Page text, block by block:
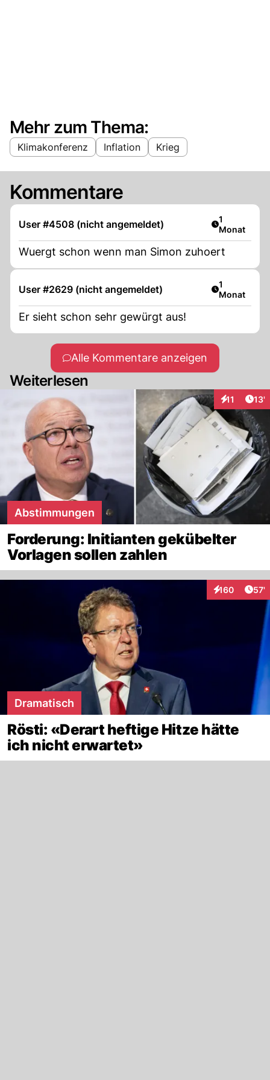
Mehr zum Thema:
Klimakonferenz Inflation Krieg
Kommentare
User #4508 (nicht angemeldet) Artikel
1
Monat
Wuergt schon wenn man Simon zuhoert
User #2629 (nicht angemeldet) Artikel
1
Monat
Er sieht schon sehr gewürgt aus!
Alle Kommentare anzeigen
Weiterlesen
11 13'
Abstimmungen
Forderung: Initianten gekübelter
Vorlagen sollen zahlen
160
Interaktionen
57'
Dramatisch
Rösti: «Derart heftige Hitze hätte
ich nicht erwartet»